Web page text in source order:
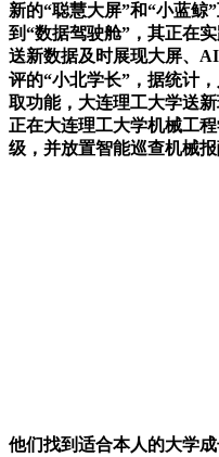
新的“聪慧大屏”和“小蓝
到“数据驾驶舱”，其正在
送新数据及时展现大屏、
评的“小北学长”，据统计
取功能，大连理工大学送
正在大连理工大学机械工
级，并放置智能巡查机械
他们找到适合本人的大学成